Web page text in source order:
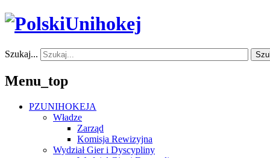
Szukaj...
Menu_top
PZUNIHOKEJA
Władze
Zarząd
Komisja Rewizyjna
Wydział Gier i Dyscypliny